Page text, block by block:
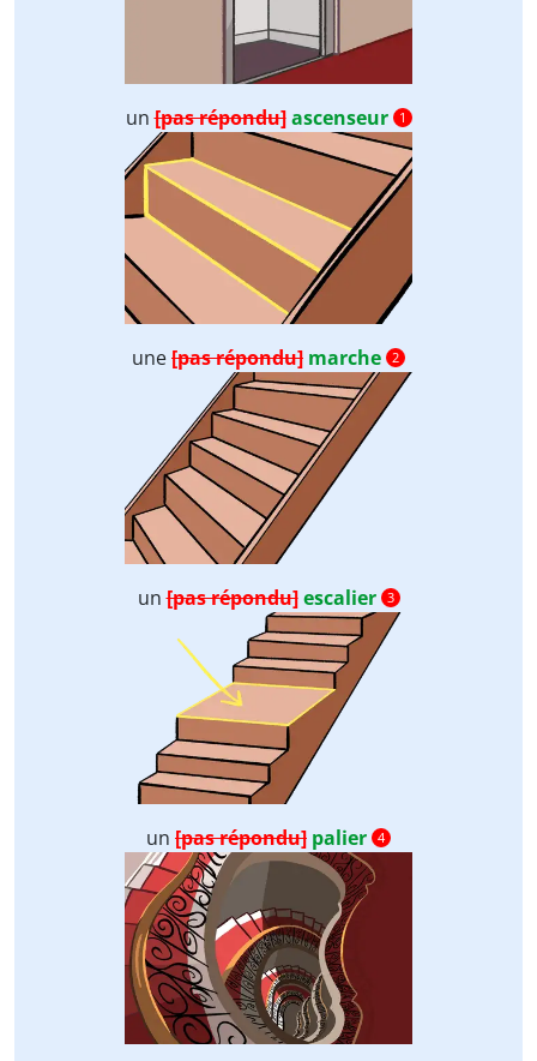
un[pas répondu] ascenseur 1
une[pas répondu] marche 2
un[pas répondu] escalier 3
un [pas répondu] palier 4